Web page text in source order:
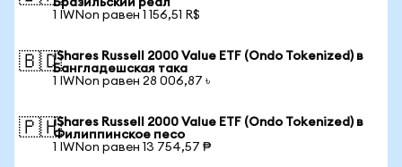
Бразильский реал
1 IWNon равен 1 156,51 R$
🇧🇩iShares Russell 2000 Value ETF (Ondo Tokenized) в
Бангладешская така
1 IWNon равен 28 006,87 ৳
🇵🇭iShares Russell 2000 Value ETF (Ondo Tokenized) в
Филиппинское песо
1 IWNon равен 13 754,57 ₱